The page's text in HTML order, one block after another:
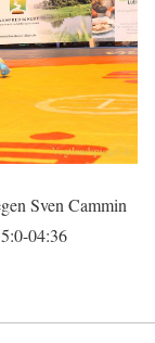
Sven Cammin
04:36